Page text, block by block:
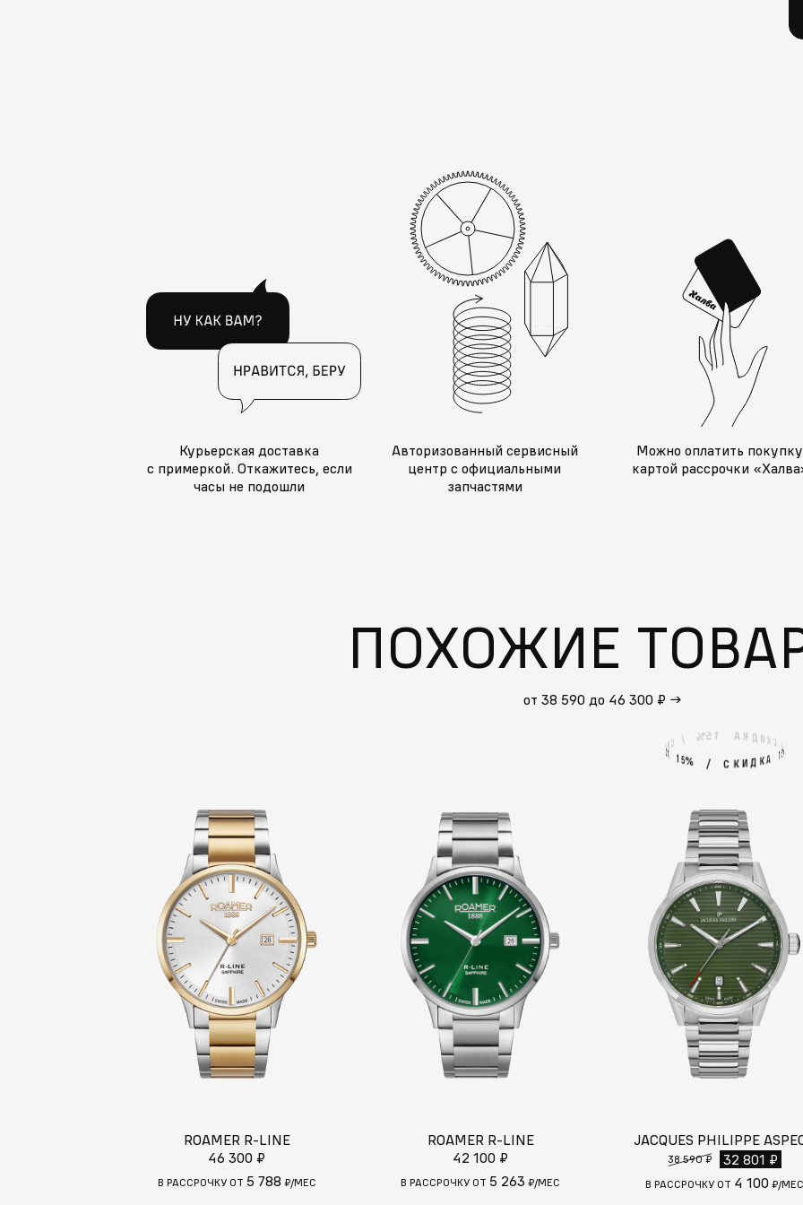
Курьерская доставка
с примеркой. Откажитесь, если
часы не подошли
Авторизованный сервисный
центр с официальными
запчастями
Можно оплатить покупку
картой рассрочки
ПОХОЖИЕ
от 38 590 до 46 300 ₽ →
ROAMER R-LINE
46 300 ₽
В РАССРОЧКУ ОТ 5 788 ₽/МЕС
ROAMER R-LINE
42 100 ₽
В РАССРОЧКУ ОТ 5 263 ₽/МЕС
С К ИД КА 15%
/
С
К
И
Д
К
А
1
5
%
/
С
К
ИА 15% /
JACQUES PHILIPPE
38 590 ₽ 32 801 ₽
В РАССРОЧКУ ОТ 4 100 ₽/МЕС